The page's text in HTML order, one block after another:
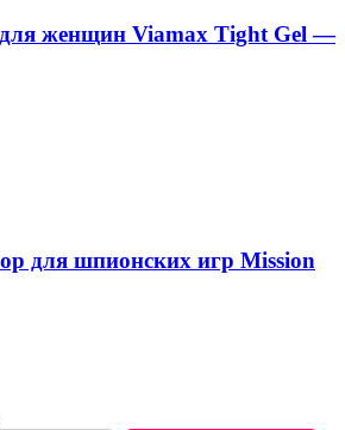
женщин Viamax Tight Gel —
для шпионских игр Mission